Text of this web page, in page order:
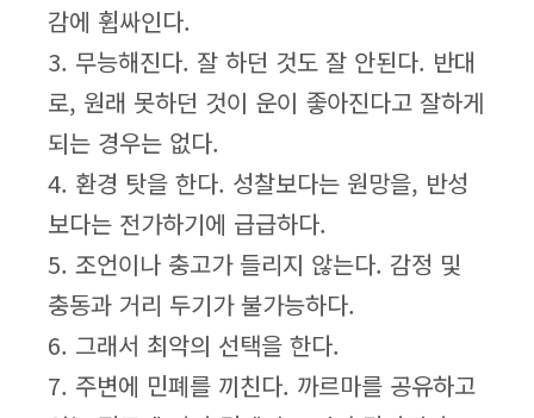
감에 휩싸인다.
3. 무능해진다. 잘 하던 것도 잘 안된다. 반대
로, 원래 못하던 것이 운이 좋아진다고 잘하게
되는 경우는 없다.
4. 환경 탓을 한다. 성찰보다는 원망을, 반성
보다는 전가하기에 급급하다.
5. 조언이나 충고가 들리지 않는다. 감정 및
충동과 거리 두기가 불가능하다.
6. 그래서 최악의 선택을 한다.
7. 주변에 민폐를 끼친다. 까르마를 공유하고